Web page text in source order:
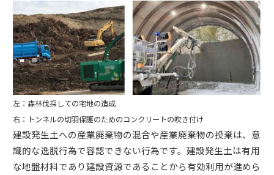
左：森林伐採しての宅地の造成
右：トンネルの切羽保護のためのコンクリートの吹き付け
建設発生土への産業廃棄物の混合や産業廃棄物の投棄は、意
識的な逸脱行為で容認できない行為です。建設発生土は有用
な地盤材料であり建設資源であることから有効利用が進めら